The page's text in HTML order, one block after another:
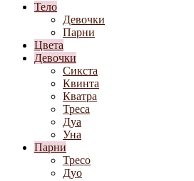
Тело
Девочки
Парни
Цвета
Девочки
Сикста
Квинта
Кватра
Треса
Дуа
Уна
Парни
Тресо
Дуо